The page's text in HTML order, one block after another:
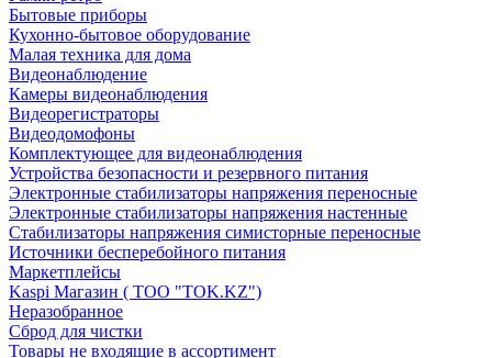
Бытовые приборы
Кухонно-бытовое оборудование
Малая техника для дома
Видеонаблюдение
Камеры видеонаблюдения
Видеорегистраторы
Видеодомофоны
Комплектующее для видеонаблюдения
Устройства безопасности и резервного питания
Электронные стабилизаторы напряжения переносные
Электронные стабилизаторы напряжения настенные
Стабилизаторы напряжения симисторные переносные
Источники бесперебойного питания
Маркетплейсы
Kaspi Магазин ( ТОО "TOK.KZ")
Неразобранное
Сброд для чистки
Товары не входящие в ассортимент